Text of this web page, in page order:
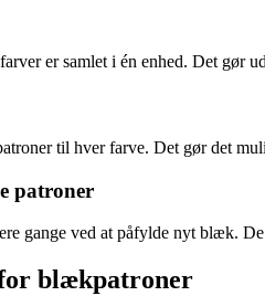
er samlet i én enhed. Det
til hver farve. Det gør det
patroner
gange ved at påfylde nyt blæk.
blækpatroner